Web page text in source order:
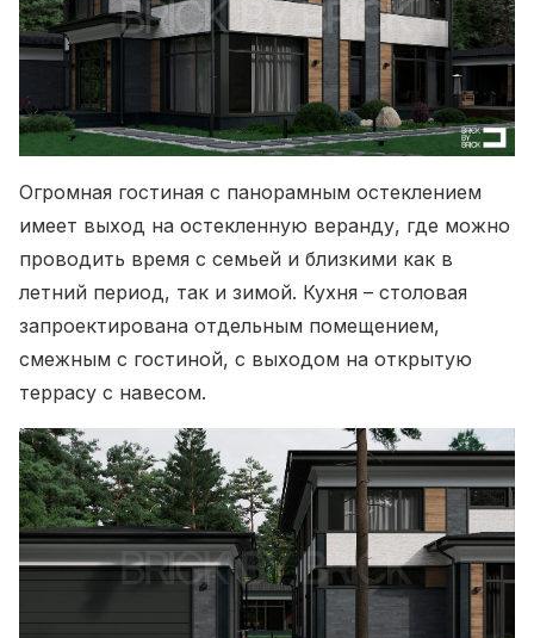
Огромная гостиная с панорамным остеклением
имеет выход на остекленную веранду, где можно
проводить время с семьей и близкими как в
летний период, так и зимой. Кухня – столовая
запроектирована отдельным помещением,
смежным с гостиной, с выходом на открытую
террасу с навесом.